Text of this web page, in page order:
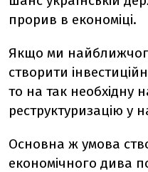
прорив в економіці.
Якщо ми
створити
то на так необхідну
реструктуризацію у
Основна ж умова
економічного дива